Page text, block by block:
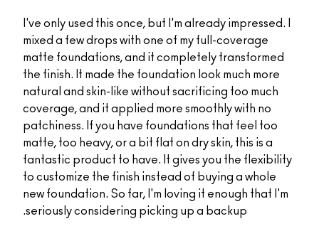
I've only used this once, but I'm already impressed. I
mixed a few drops with one of my full-coverage
matte foundations, and it completely transformed
the finish. It made the foundation look much more
natural and skin-like without sacrificing too much
coverage, and it applied more smoothly with no
patchiness. If you have foundations that feel too
matte, too heavy, or a bit flat on dry skin, this is a
fantastic product to have. It gives you the flexibility
to customize the finish instead of buying a whole
new foundation. So far, I'm loving it enough that I'm
seriously considering picking up a backup.